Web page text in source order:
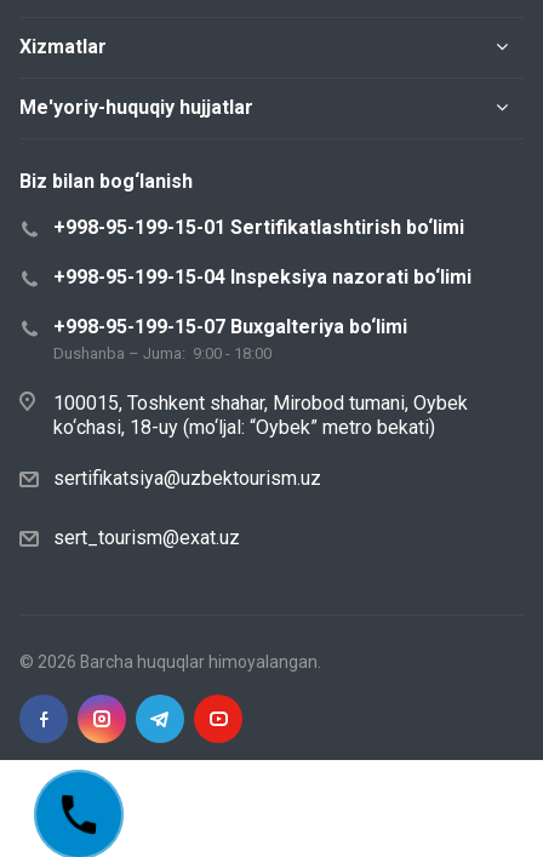
Xizmatlar
Me'yoriy-huquqiy hujjatlar
Biz bilan bog‘lanish
+998-95-199-15-01 Sertifikatlashtirish bo‘limi
+998-95-199-15-04 Inspeksiya nazorati bo‘limi
+998-95-199-15-07 Buxgalteriya bo‘limi
Dushanba – Juma: 9:00 - 18:00
100015, Toshkent shahar, Mirobod tumani, Oybek
ko‘chasi, 18-uy (mo‘ljal: “Oybek” metro bekati)
sertifikatsiya@uzbektourism.uz
sert_tourism@exat.uz
© 2026 Barcha huquqlar himoyalangan.